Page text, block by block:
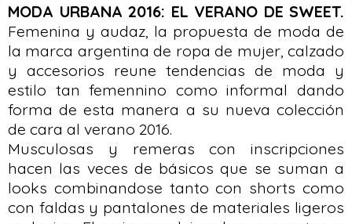
MODA URBANA 2016: EL VERANO DE SWEET.
Femenina y audaz, la propuesta de moda de
la marca argentina de ropa de mujer, calzado
y accesorios reune tendencias de moda y
estilo tan femennino como informal dando
forma de esta manera a su nueva colección
de cara al verano 2016.
Musculosas y remeras con inscripciones
hacen las veces de básicos que se suman a
looks combinandose tanto con shorts como
con faldas y pantalones de materiales ligeros